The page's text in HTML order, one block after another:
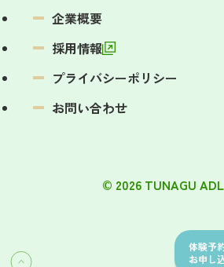
体験予
お申し
企業概要
採用情報
プライバシーポリシー
お問い合わせ
© 2026 TUNAGU